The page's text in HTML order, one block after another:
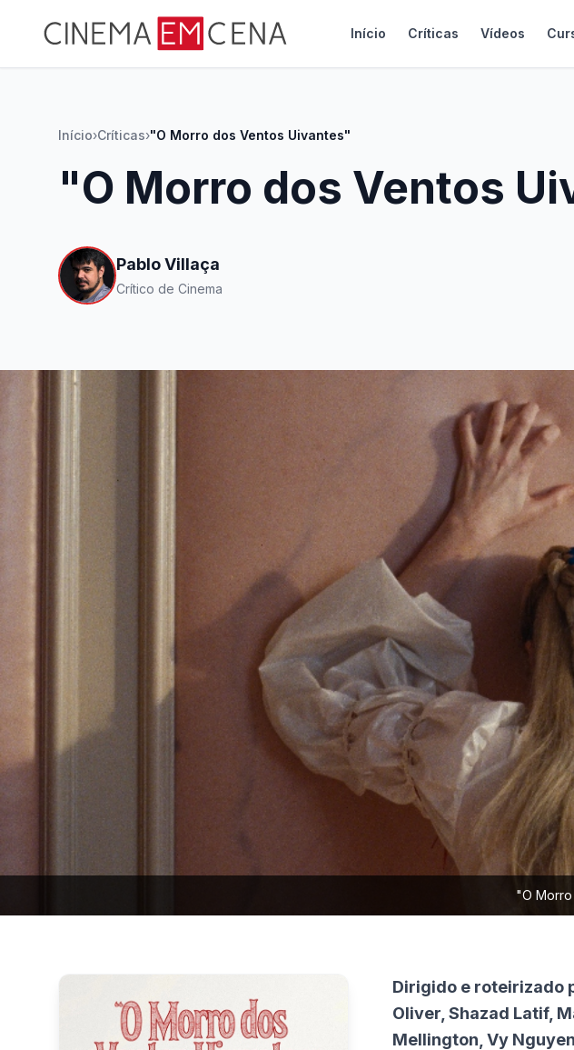
Início Críticas Vídeos
Início›Críticas›"O Morro dos Ventos Uivantes"
"O Morro dos Ventos
Pablo Villaça
Crítico de Cinema
"O
Dirigido e roteirizado
Oliver, Shazad Latif,
Mellington, Vy